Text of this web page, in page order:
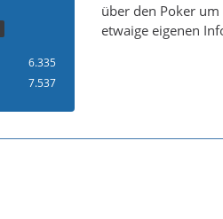
6.335
7.537
über den Poker
etwaige eigenen